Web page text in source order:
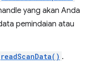
yang akan Anda
pemindaian atau
readScanData() .